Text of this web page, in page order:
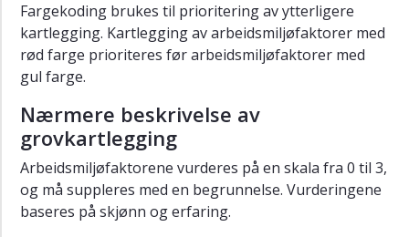
Fargekoding brukes til prioritering av ytterligere
kartlegging. Kartlegging av arbeidsmiljøfaktorer med
rød farge prioriteres før arbeidsmiljøfaktorer med
gul farge.
Nærmere beskrivelse av
grovkartlegging
Arbeidsmiljøfaktorene vurderes på en skala fra 0 til 3,
og må suppleres med en begrunnelse. Vurderingene
baseres på skjønn og erfaring.